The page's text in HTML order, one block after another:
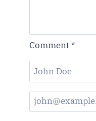
Comment*